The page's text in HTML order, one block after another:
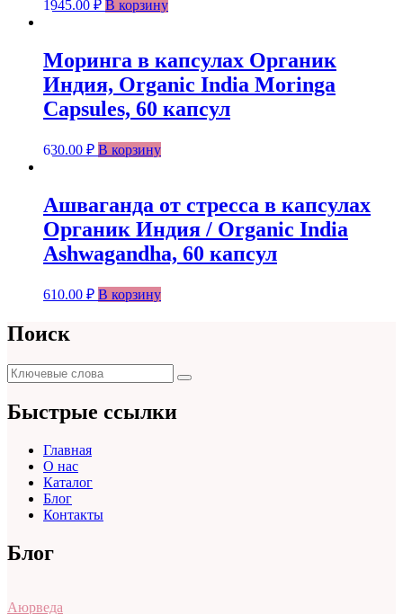
1945.00 ₽ В корзину
Моринга в капсулах Органик
Индия, Organic India Moringa
Capsules, 60 капсул
630.00 ₽ В корзину
Ашваганда от стресса в капсулах
Органик Индия / Organic India
Ashwagandha, 60 капсул
610.00 ₽ В корзину
Поиск
Поиск
для:
Поиск
Быстрые ссылки
Главная
О нас
Каталог
Блог
Контакты
Блог
Аюрведа